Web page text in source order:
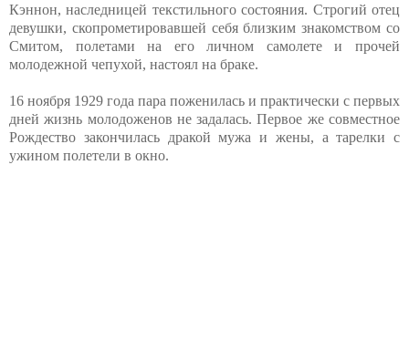
Кэннон, наследницей текстильного состояния. Строгий отец
девушки, скопрометировавшей себя близким знакомством со
Смитом, полетами на его личном самолете и прочей
молодежной чепухой, настоял на браке.
16 ноября 1929 года пара поженилась и практически с первых
дней жизнь молодоженов не задалась. Первое же совместное
Рождество закончилась дракой мужа и жены, а тарелки с
ужином полетели в окно.